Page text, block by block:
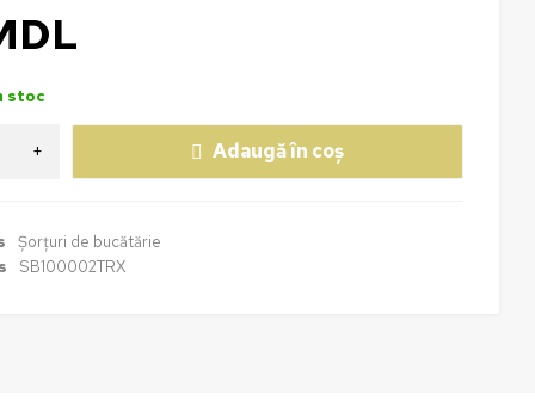
stoc
Adaugă în coș
Șorțuri de bucătărie
SB100002TRX